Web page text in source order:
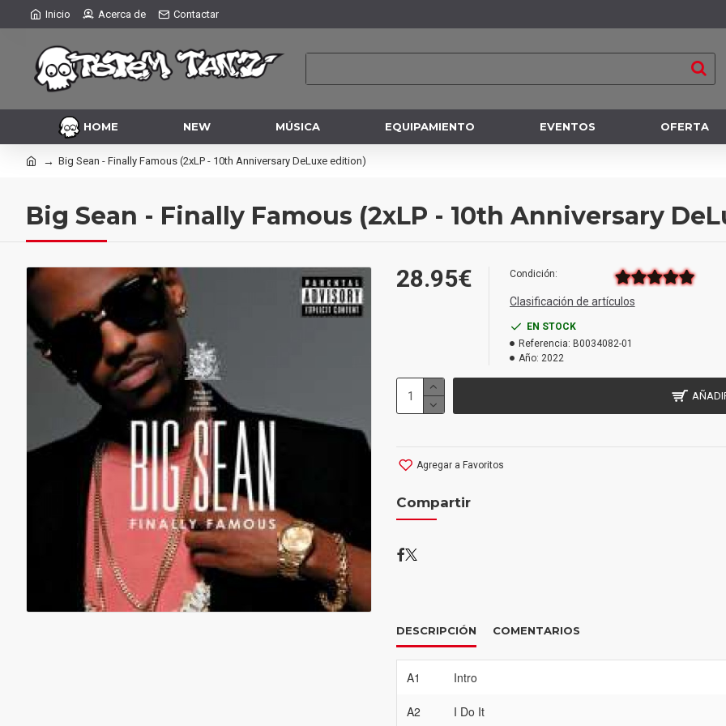
Inicio Acerca de Contactar
HOME NEW MÚSICA EQUIPAMIENTO EVENTOS OFERTA
Big Sean - Finally Famous (2xLP - 10th Anniversary DeLuxe edition)
Big Sean - Finally Famous (2xLP - 10th Anniversary
28.95€ Condición:
Clasificación de artículos
EN STOCK
Referencia: B0034082-01
Año: 2022
Agregar a Favoritos
Compartir
DESCRIPCIÓN COMENTARIOS
A1 Intro
A2 I Do It